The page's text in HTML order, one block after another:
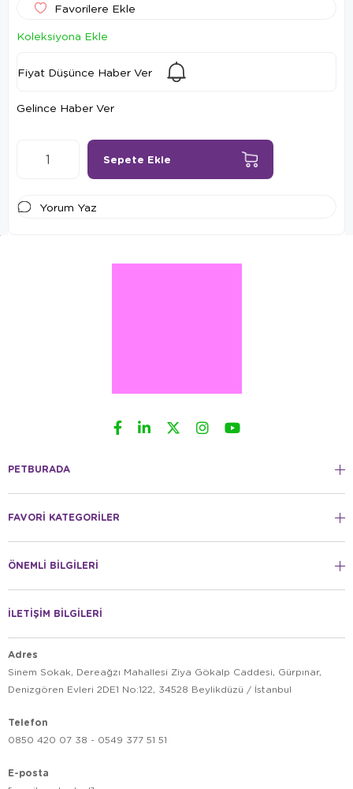
Favorilere Ekle
Koleksiyona Ekle
Fiyat Düşünce Haber Ver
Gelince Haber Ver
Yorum Yaz
PETBURADA
FAVORİ KATEGORİLER
ÖNEMLİ BİLGİLERİ
İLETİŞİM BİLGİLERİ
Adres
Sinem Sokak, Dereağzı Mahallesi Ziya Gökalp Caddesi, Gürpınar,
Denizgören Evleri 2DE1 No:122, 34528 Beylikdüzü / İstanbul
Telefon
0850 420 07 38 - 0549 377 51 51
E-posta